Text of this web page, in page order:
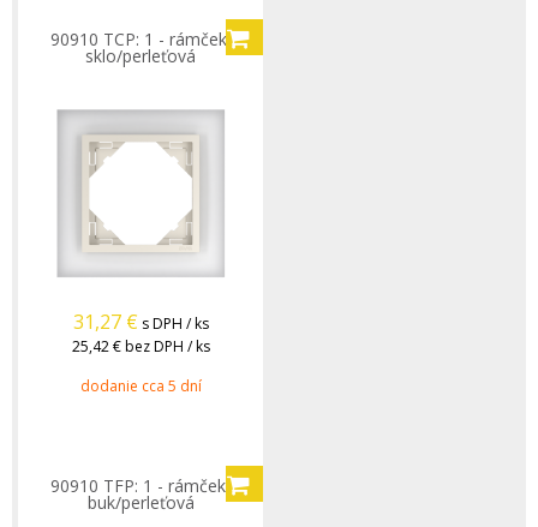
90910 TCP: 1 - rámček,
sklo/perleťová
31,27 € s DPH / ks
25,42 € bez DPH / ks
dodanie cca 5 dní
90910 TFP: 1 - rámček,
buk/perleťová